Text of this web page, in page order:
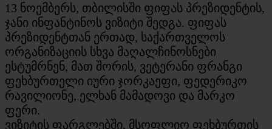
13 ნოემბერს, თბილისში ფიფას პრეზიდენტის,
ჯანი ინფანტინოს ვიზიტი შედგა. ფიფას
პრეზიდენტთან ერთად, საქართველოს
ორგანიზაციის სხვა მაღალჩინოსნები
ესტუმრნენ, მათ შორის, ვეტერანი ფრანგი
ფეხბურთელი იური ჯორკაეფი, ფედერიკო
რავილიონე, ელხან მამადოვი და მარკო
ფერი.
ვიზიტის ფარგლებში, მსოფლიო ფეხბურთის